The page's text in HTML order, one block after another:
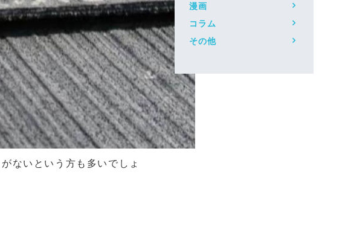
ないという方も多いでしょ
漫画
コラム
その他